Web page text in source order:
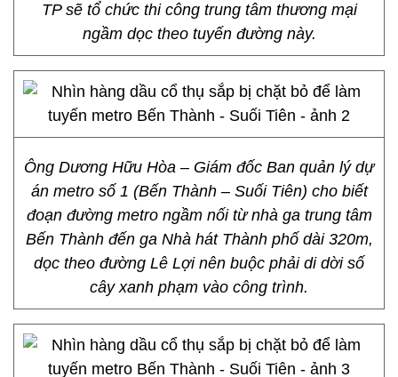
TP sẽ tổ chức thi công trung tâm thương mại
ngầm dọc theo tuyến đường này.
Ông Dương Hữu Hòa – Giám đốc Ban quản lý dự
án metro số 1 (Bến Thành – Suối Tiên) cho biết
đoạn đường metro ngầm nối từ nhà ga trung tâm
Bến Thành đến ga Nhà hát Thành phố dài 320m,
dọc theo đường Lê Lợi nên buộc phải di dời số
cây xanh phạm vào công trình.